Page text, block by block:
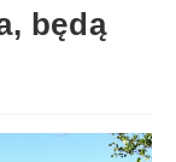
będą